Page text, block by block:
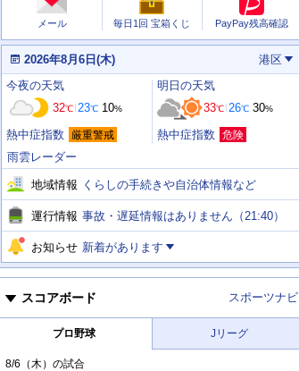
情
報
ス
メール 毎日1回 宝箱くじ PayPay残高確認
本
日
の
天
気
運
情
報
2026年8月6日(木) 港区
今
日
明
日
の
天
気
今夜の天気
32℃ 23℃ 10%
熱中症指数 厳重警戒
明日 の天気
33℃ 26℃ 30%
熱中症指数 危険
雨雲レーダー
地域情報 くらしの手続きや自治体情報など
運行情報 事故・遅延情報はありません（21:40）
お知らせ 新着があります
スコアボード スポーツナビ
プロ野球 Jリーグ
8/6（木） の試合